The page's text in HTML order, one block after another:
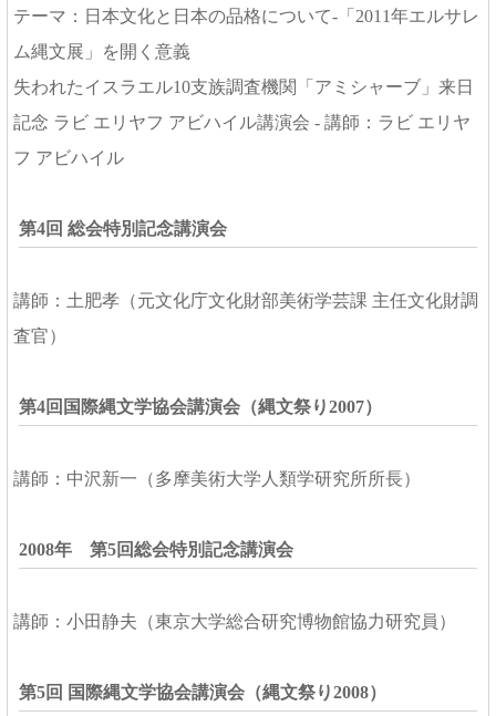
テーマ：日本文化と日本の品格について-「2011年エルサレ
ム縄文展」を開く意義
失われたイスラエル10支族調査機関「アミシャーブ」来日
記念 ラビ エリヤフ アビハイル講演会 - 講師：ラビ エリヤ
フ アビハイル
第4回 総会特別記念講演会
講師：土肥孝（元文化庁文化財部美術学芸課 主任文化財調
査官）
第4回国際縄文学協会講演会（縄文祭り2007）
講師：中沢新一（多摩美術大学人類学研究所所長）
2008年 第5回総会特別記念講演会
講師：小田静夫（東京大学総合研究博物館協力研究員）
第5回 国際縄文学協会講演会（縄文祭り2008）